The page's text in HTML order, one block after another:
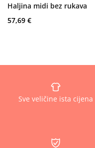
Haljina midi bez rukava
57,69 €
Sve veličine ista cijena